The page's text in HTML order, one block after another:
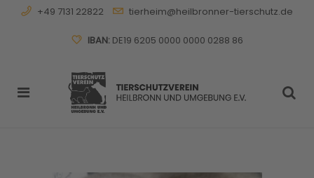
+49 7131 22822 tierheim@heilbronner-tierschutz.de
IBAN:DE19 6205 0000 0000 0288 86